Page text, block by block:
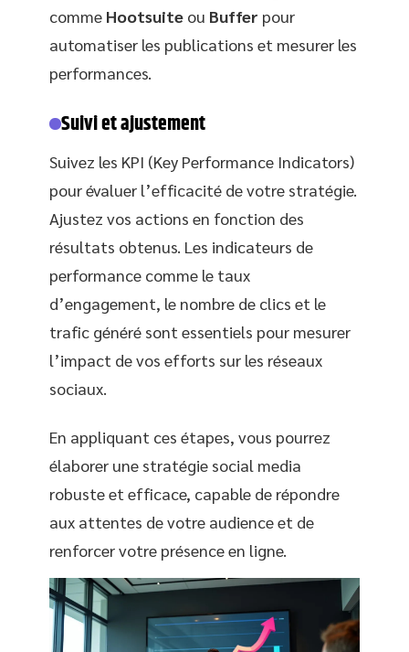
comme Hootsuite ou Buffer pour
automatiser les publications et mesurer les
performances.
Suivi et ajustement
Suivez les KPI (Key Performance Indicators)
pour évaluer l’efficacité de votre stratégie.
Ajustez vos actions en fonction des
résultats obtenus. Les indicateurs de
performance comme le taux
d’engagement, le nombre de clics et le
trafic généré sont essentiels pour mesurer
l’impact de vos efforts sur les réseaux
sociaux.
En appliquant ces étapes, vous pourrez
élaborer une stratégie social media
robuste et efficace, capable de répondre
aux attentes de votre audience et de
renforcer votre présence en ligne.